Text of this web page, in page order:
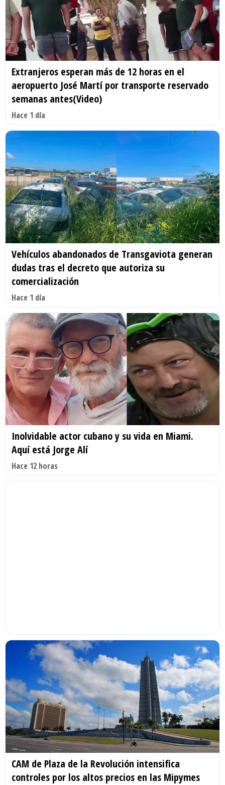
Extranjeros esperan más de 12 horas en el
aeropuerto José Martí por transporte reservado
semanas antes(Video)
Hace 1 día
Vehículos abandonados de Transgaviota generan
dudas tras el decreto que autoriza su
comercialización
Hace 1 día
Inolvidable actor cubano y su vida en Miami.
Aquí está Jorge Alí
Hace 12 horas
CAM de Plaza de la Revolución intensifica
controles por los altos precios en las Mipymes